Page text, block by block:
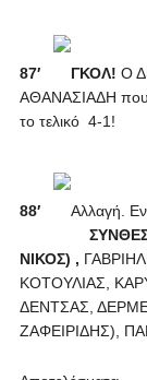
87′ ΓΚΟΛ! Ο
ΑΘΑΝΑΣΙΑΔΗ που
το τελικό 4-1!
88′
Αλλαγή.
ΝΙΚΟΣ) ,
ΚΟΤΟΥΛΙΑΣ,
ΔΕΝΤΣΑΣ,
ΖΑΦΕΙΡΙΔΗΣ),